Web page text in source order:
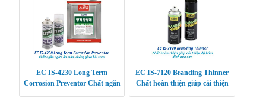
EC IS-4230 Long Term
Corrosion Preventor Chất ngăn
EC IS-7120 Branding Thinner
Chất hoàn thiện giúp cải thiện